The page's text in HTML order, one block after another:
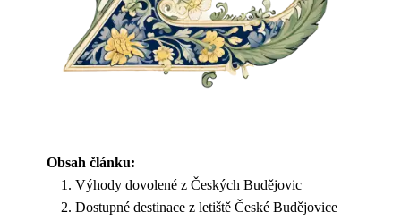
Obsah článku:
Výhody dovolené z Českých Budějovic
Dostupné destinace z letiště České Budějovice